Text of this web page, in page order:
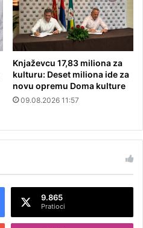
Knjaževcu 17,83 miliona za
kulturu: Deset miliona ide za
novu opremu Doma kulture
09.08.2026 11:57
9.865
Pratioci